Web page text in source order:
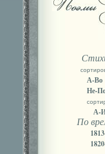
А-Во
Не-
А-
По